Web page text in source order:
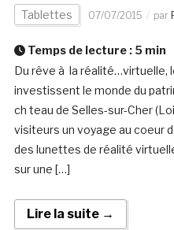
Tablettes 07/07/2015 par
Temps de lecture : 5 min
Du rêve à la réalité…virtuelle,
investissent le monde du
ch teau de Selles-sur-Cher
visiteurs un voyage au coeur
des lunettes de réalité
sur une […]
Lire la suite →